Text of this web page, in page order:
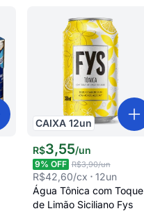
CAIXA 12un
R$3,55/un
9% OFF R$3,90/un
R$42,60/cx 12un
Água Tônica com Toque
de Limão Siciliano Fys